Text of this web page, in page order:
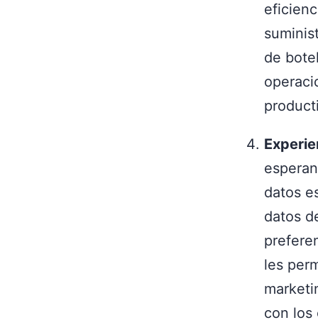
de
datos
datos
les
con los